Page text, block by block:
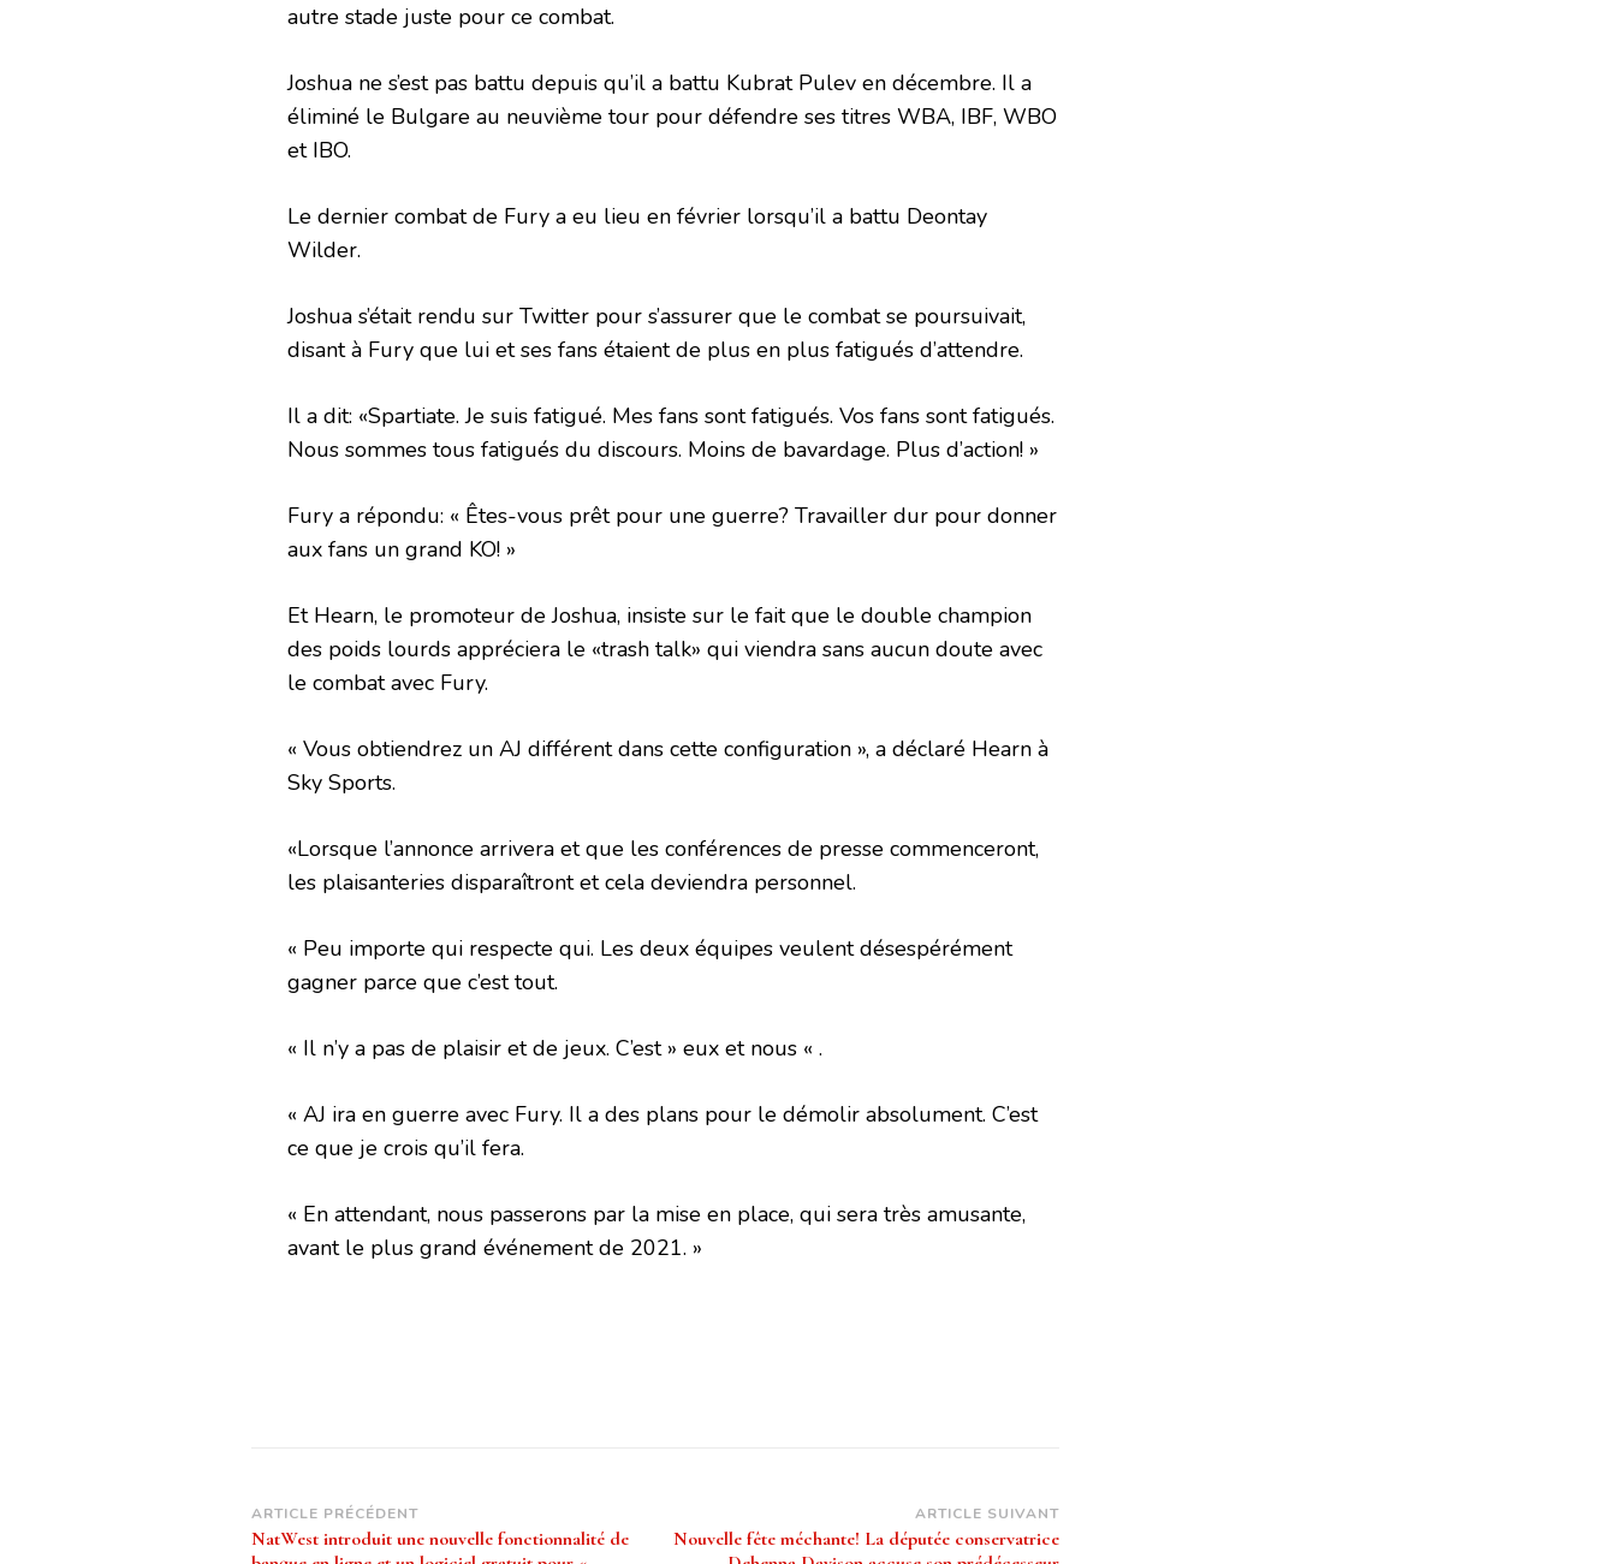
autre stade juste pour ce combat.
Joshua ne s’est pas battu depuis qu’il a battu Kubrat Pulev en décembre. Il a
éliminé le Bulgare au neuvième tour pour défendre ses titres WBA, IBF, WBO
et IBO.
Le dernier combat de Fury a eu lieu en février lorsqu’il a battu Deontay
Wilder.
Joshua s’était rendu sur Twitter pour s’assurer que le combat se poursuivait,
disant à Fury que lui et ses fans étaient de plus en plus fatigués d’attendre.
Il a dit: «Spartiate. Je suis fatigué. Mes fans sont fatigués. Vos fans sont fatigués.
Nous sommes tous fatigués du discours. Moins de bavardage. Plus d’action! »
Fury a répondu: « Êtes-vous prêt pour une guerre? Travailler dur pour donner
aux fans un grand KO! »
Et Hearn, le promoteur de Joshua, insiste sur le fait que le double champion
des poids lourds appréciera le «trash talk» qui viendra sans aucun doute avec
le combat avec Fury.
« Vous obtiendrez un AJ différent dans cette configuration », a déclaré Hearn à
Sky Sports.
«Lorsque l’annonce arrivera et que les conférences de presse commenceront,
les plaisanteries disparaîtront et cela deviendra personnel.
« Peu importe qui respecte qui. Les deux équipes veulent désespérément
gagner parce que c’est tout.
« Il n’y a pas de plaisir et de jeux. C’est » eux et nous « .
« AJ ira en guerre avec Fury. Il a des plans pour le démolir absolument. C’est
ce que je crois qu’il fera.
« En attendant, nous passerons par la mise en place, qui sera très amusante,
avant le plus grand événement de 2021. »
Navigation
d’article
ARTICLE PRÉCÉDENT
NatWest introduit une nouvelle fonctionnalité de
ARTICLE SUIVANT
Nouvelle fête méchante! La députée conservatrice